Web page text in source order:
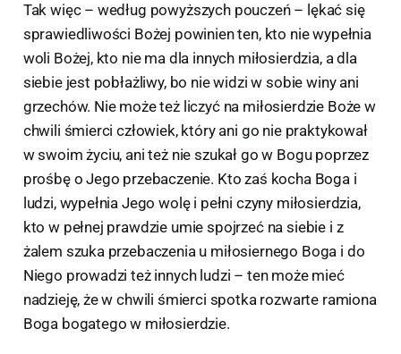
Tak więc – według powyższych pouczeń – lękać się
sprawiedliwości Bożej powinien ten, kto nie wypełnia
woli Bożej, kto nie ma dla innych miłosierdzia, a dla
siebie jest pobłażliwy, bo nie widzi w sobie winy ani
grzechów. Nie może też liczyć na miłosierdzie Boże w
chwili śmierci człowiek, który ani go nie praktykował
w swoim życiu, ani też nie szukał go w Bogu poprzez
prośbę o Jego przebaczenie. Kto zaś kocha Boga i
ludzi, wypełnia Jego wolę i pełni czyny miłosierdzia,
kto w pełnej prawdzie umie spojrzeć na siebie i z
żalem szuka przebaczenia u miłosiernego Boga i do
Niego prowadzi też innych ludzi – ten może mieć
nadzieję, że w chwili śmierci spotka rozwarte ramiona
Boga bogatego w miłosierdzie.